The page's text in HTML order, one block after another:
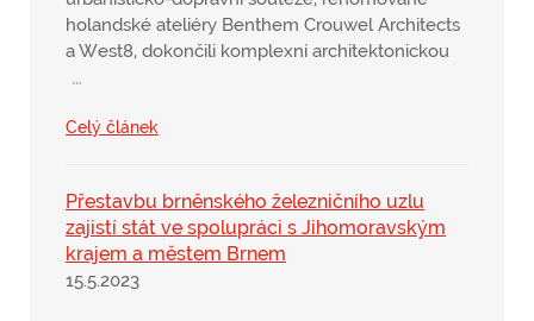
holandské ateliéry Benthem Crouwel Architects
a West8, dokončili komplexní architektonickou
…
Celý článek
Přestavbu brněnského železničního uzlu
zajistí stát ve spolupráci s Jihomoravským
krajem a městem Brnem
15.5.2023